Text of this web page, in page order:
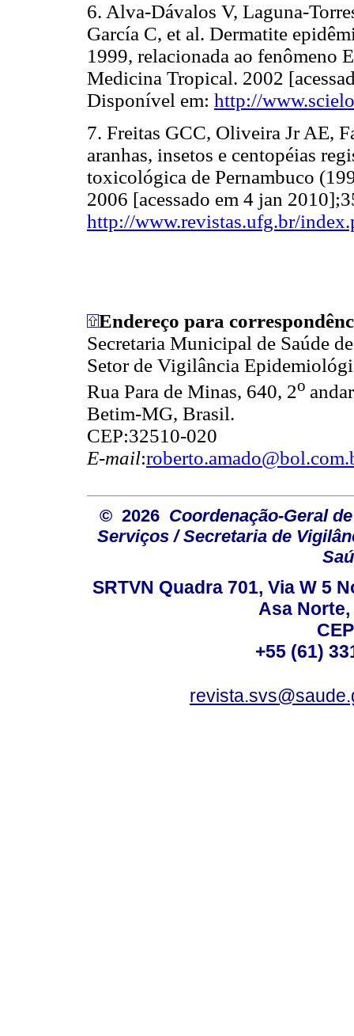
6. Alva-Dávalos V, Laguna-
García C, et al. Dermatite
1999, relacionada ao fenômeno
Medicina Tropical. 2002
Disponível em: http://
7. Freitas GCC, Oliveira Jr AE,
aranhas, insetos e centopéias
toxicológica de Pernambuco
2006 [acessado em 4 jan
http://www.revistas.ufg.br/
Endereço para
Secretaria Municipal de Saúde
Setor de Vigilância
Rua Para de Minas, 640, 2o
Betim-MG, Brasil.
CEP:32510-020
E-mail:
© 2026 Coordenação-Geral
Serviços / Secretaria de
SRTVN Quadra 701, Via W 5
Asa
+55 (61)